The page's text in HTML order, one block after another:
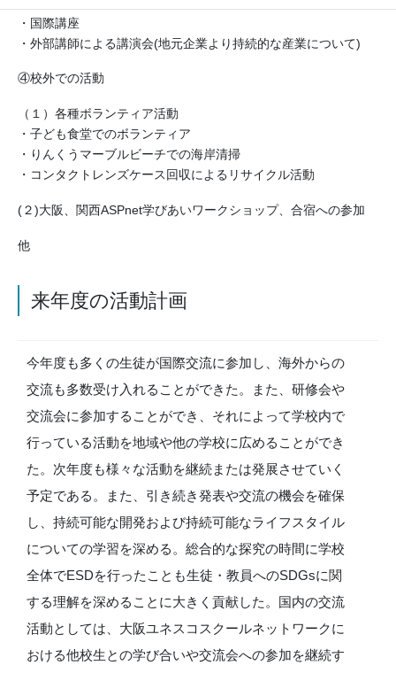
・国際講座
・外部講師による講演会(地元企業より持続的な産業について)
④校外での活動
（１）各種ボランティア活動
・子ども食堂でのボランティア
・りんくうマーブルビーチでの海岸清掃
・コンタクトレンズケース回収によるリサイクル活動
(２)大阪、関西ASPnet学びあいワークショップ、合宿への参加
他
来年度の活動計画
今年度も多くの生徒が国際交流に参加し、海外からの
交流も多数受け入れることができた。また、研修会や
交流会に参加することができ、それによって学校内で
行っている活動を地域や他の学校に広めることができ
た。次年度も様々な活動を継続または発展させていく
予定である。また、引き続き発表や交流の機会を確保
し、持続可能な開発および持続可能なライフスタイル
についての学習を深める。総合的な探究の時間に学校
全体でESDを行ったことも生徒・教員へのSDGsに関
する理解を深めることに大きく貢献した。国内の交流
活動としては、大阪ユネスコスクールネットワークに
おける他校生との学び合いや交流会への参加を継続す